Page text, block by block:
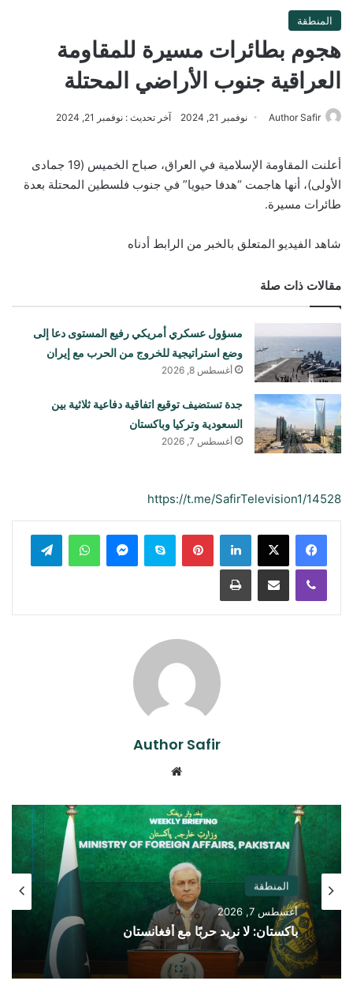
المنطقة
هجوم بطائرات مسيرة للمقاومة
العراقية جنوب الأراضي المحتلة
Author Safir نوفمبر 21, 2024 آخر تحديث : نوفمبر 21, 2024
أعلنت المقاومة الإسلامية في العراق، صباح الخميس (19 جمادى
الأولى)، أنها هاجمت “هدفا حيويا” في جنوب فلسطين المحتلة بعدة
طائرات مسيرة.
شاهد الفيديو المتعلق بالخبر من الرابط أدناه
مقالات ذات صلة
مسؤول عسكري أمريكي رفيع المستوى دعا إلى
وضع استراتيجية للخروج من الحرب مع إيران
أغسطس 8, 2026
جدة تستضيف توقيع اتفاقية دفاعية ثلاثية بين
السعودية وتركيا وباكستان
أغسطس 7, 2026
https://t.me/SafirTelevision1/14528
لينكدإن بينتيريستسكايب ماسنجر واتساب تيلقرام
ڤايبر مشاركة عبر البريد طباعة
Author Safir
المنطقة
أغسطس 7, 2026
باكستان: لا نريد حربًا مع أفغانستان